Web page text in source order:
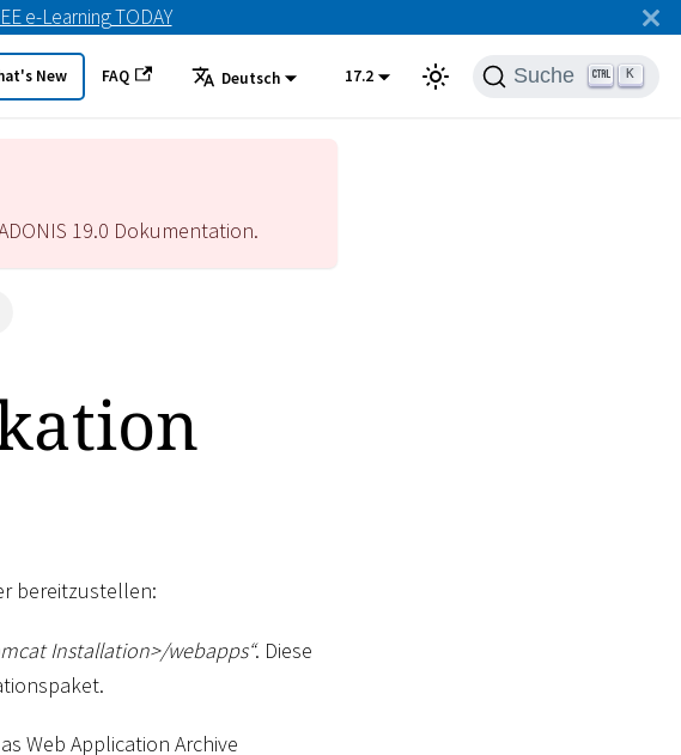
e-Learning TODAY
New FAQ Deutsch 17.2 Suche K
19.0 Dokumentation.
bereitzustellen:
Installation>/webapps“. Diese
Web Application Archive